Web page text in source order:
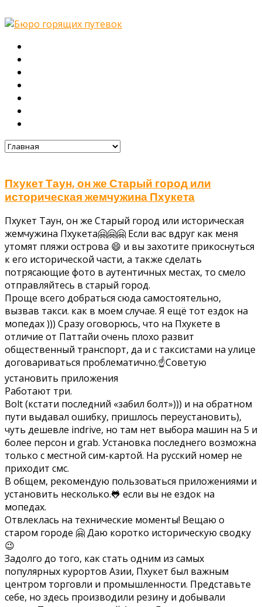
Пхукет Таун, он же Старый город или
историческая жемчужина Пхукета
Пхукет Таун, он же Старый город или историческая
жемчужина Пхукета🤗🤗🤗 Если вас вдруг как меня
утомят пляжи острова 😄 и вы захотите прикоснуться
к его исторической части, а также сделать
потрясающие фото в аутентичных местах, то смело
отправляйтесь в старый город.
Проще всего добраться сюда самостоятельно,
вызвав такси. как в моем случае. Я ещё тот ездок на
мопедах ))) Сразу оговорюсь, что на Пхукете в
отличие от Паттайи очень плохо развит
общественный транспорт, да и с таксистами на улице
договариваться проблематично.☝Советую
установить приложения
Работают три.
Bolt (кстати последний «забил болт»))) и на обратном
пути выдавал ошибку, пришлось переустановить),
чуть дешевле indrive, но там нет выбора машин на 5 и
более персон и grab. Установка последнего возможна
только с местной сим-картой. На русский номер не
приходит смс.
В общем, рекомендую пользоваться приложениями и
установить несколько.🐸 если вы не ездок на
мопедах.
Отвлеклась на технические моменты! Вещаю о
старом городе 🤗 Даю коротко историческую сводку
😉
Задолго до того, как стать одним из самых
популярных курортов Азии, Пхукет был важным
центром торговли и промышленности. Представьте
себе, но здесь производили резину и добывали